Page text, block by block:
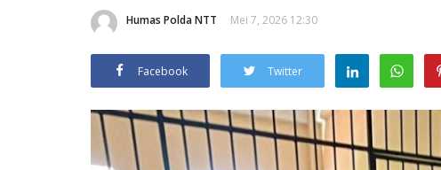
Humas Polda NTT Mei 7, 2026 12:30
Facebook Twitter